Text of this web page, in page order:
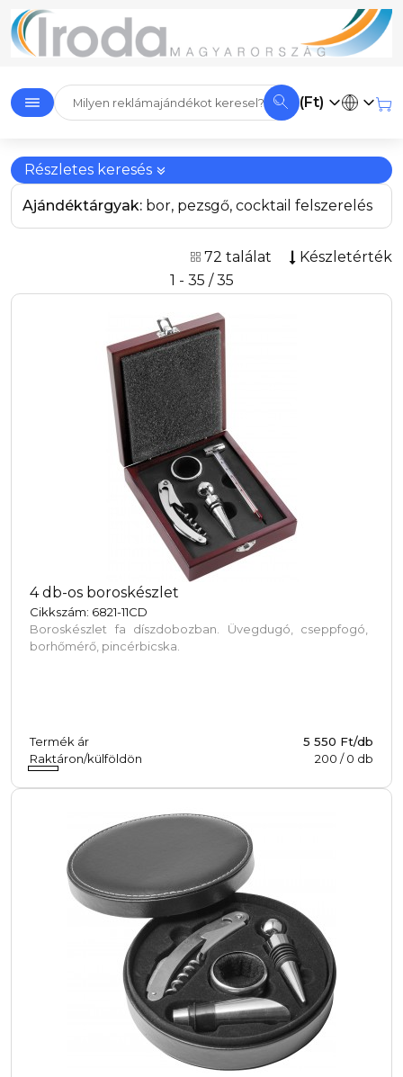
(Ft)
Részletes keresés
Ajándéktárgyak: bor, pezsgő, cocktail felszerelés
72 találat
Készletérték
1 - 35 / 35
4 db-os boroskészlet
Cikkszám: 6821-11CD
Boroskészlet fa díszdobozban. Üvegdugó, cseppfogó,
borhőmérő, pincérbicska.
Termék ár
5 550 Ft/db
Raktáron/külföldön
200 /0 db